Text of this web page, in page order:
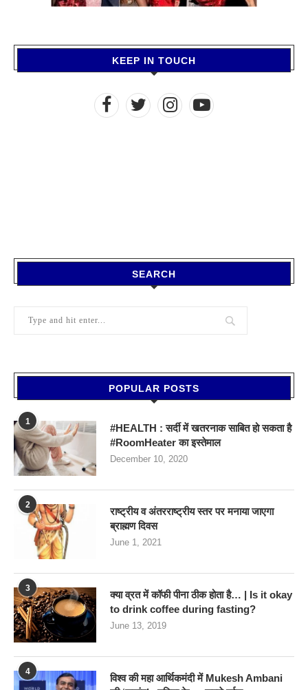
KEEP IN TOUCH
SEARCH
POPULAR POSTS
1
#HEALTH : सर्दी में खतरनाक साबित हो सकता है
#RoomHeater का इस्तेमाल
December 10, 2020
2
राष्ट्रीय व अंतरराष्ट्रीय स्तर पर मनाया जाएगा
ब्राह्मण दिवस
June 1, 2021
3
क्या व्रत में कॉफी पीना ठीक होता है… | Is it okay
to drink coffee during fasting?
June 13, 2019
4
विश्व की महा आर्थिकमंदी में Mukesh Ambani